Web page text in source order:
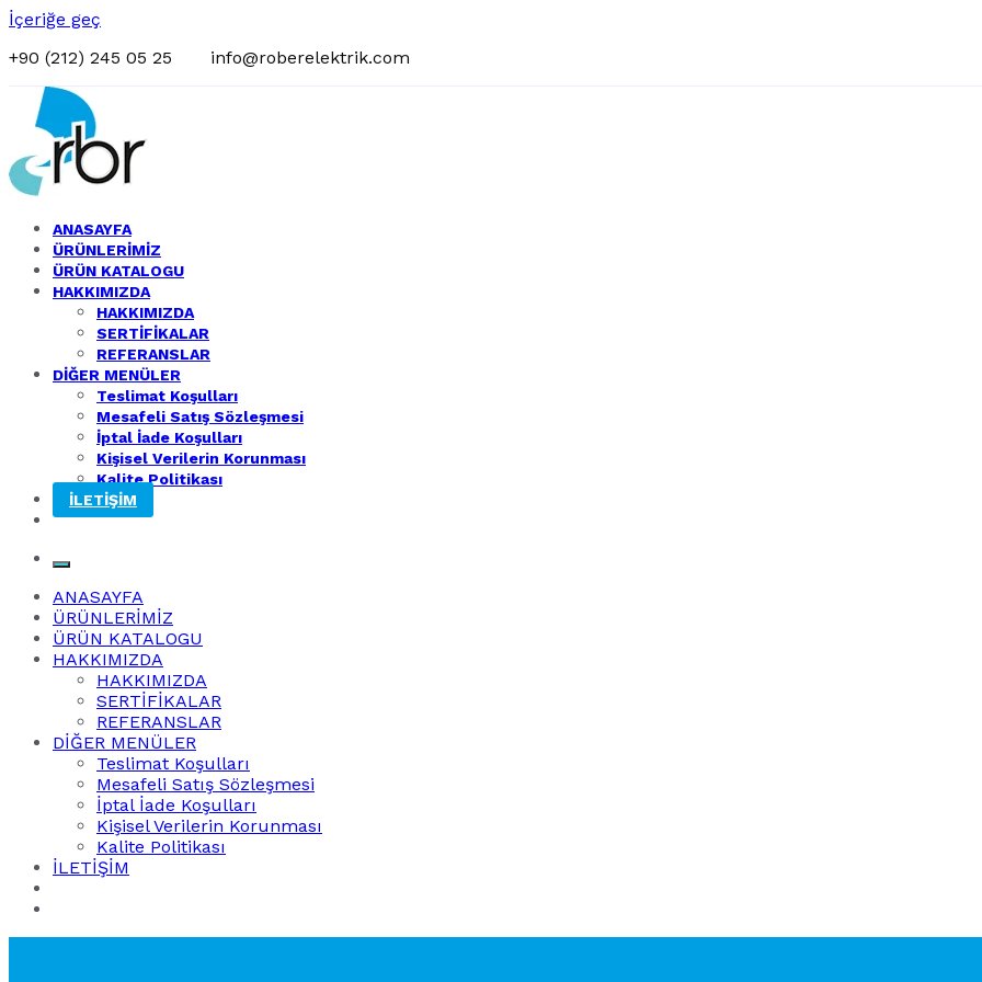
İçeriğe geç
+90 (212) 245 05 25
info@roberelektrik.com
Rober Elektrik
Toptan Elektrik Ürünleri
ANASAYFA
ÜRÜNLERİMİZ
ÜRÜN KATALOGU
HAKKIMIZDA
HAKKIMIZDA
SERTİFİKALAR
REFERANSLAR
DİĞER MENÜLER
Teslimat Koşulları
Mesafeli Satış Sözleşmesi
İptal İade Koşulları
Kişisel Verilerin Korunması
Kalite Politikası
İLETİŞİM
ANASAYFA
ÜRÜNLERİMİZ
ÜRÜN KATALOGU
HAKKIMIZDA
HAKKIMIZDA
SERTİFİKALAR
REFERANSLAR
DİĞER MENÜLER
Teslimat Koşulları
Mesafeli Satış Sözleşmesi
İptal İade Koşulları
Kişisel Verilerin Korunması
Kalite Politikası
İLETİŞİM